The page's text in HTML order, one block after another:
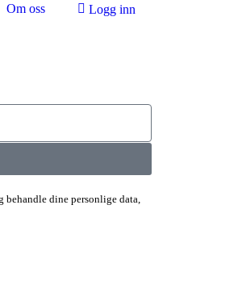
Om oss Logg inn
behandle dine personlige data,